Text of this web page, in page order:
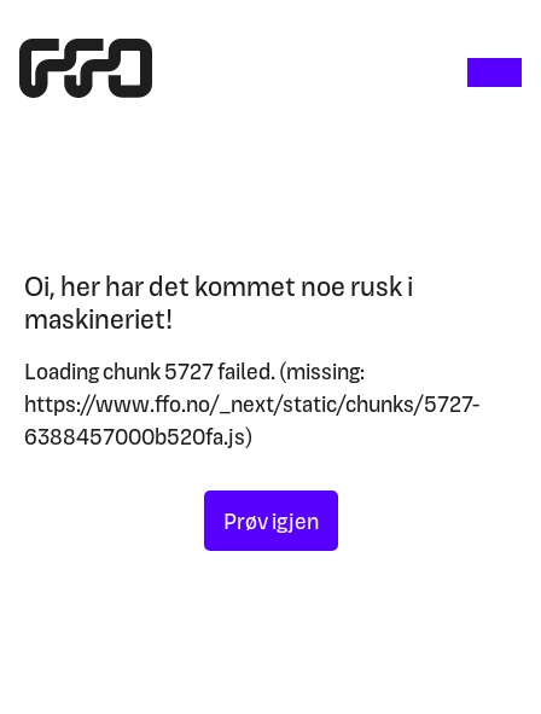
Oi, her har det kommet noe rusk i
maskineriet!
Loading chunk 5727 failed. (missing:
https://www.ffo.no/_next/static/chunks/5727-
6388457000b520fa.js)
Prøv igjen